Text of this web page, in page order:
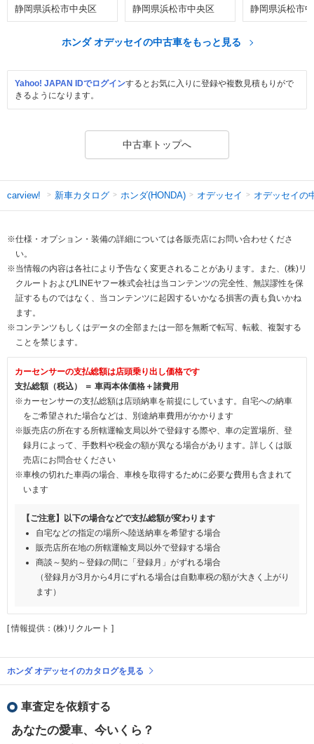
静岡県浜松市中央区 静岡県浜松市中央区 静岡県浜松市
ホンダ オデッセイの中古車をもっと見る
Yahoo! JAPAN IDでログインするとお気に入りに登録や複数見積もりがで
きるようになります。
中古車トップへ
carview! 新車カタログ ホンダ(HONDA) オデッセイ オデッセイの
※仕様・オプション・装備の詳細については各販売店にお問い合わせくださ
い。
※当情報の内容は各社により予告なく変更されることがあります。また、(株)リ
クルートおよびLINEヤフー株式会社は当コンテンツの完全性、無誤謬性を保
証するものではなく、当コンテンツに起因するいかなる損害の責も負いかね
ます。
※コンテンツもしくはデータの全部または一部を無断で転写、転載、複製する
ことを禁じます。
カーセンサーの支払総額は店頭乗り出し価格です
支払総額（税込） ＝ 車両本体価格＋諸費用
※カーセンサーの支払総額は店頭納車を前提にしています。自宅への納車
をご希望された場合などは、別途納車費用がかかります
※販売店の所在する所轄運輸支局以外で登録する際や、車の定置場所、登
録月によって、手数料や税金の額が異なる場合があります。詳しくは販
売店にお問合せください
※車検の切れた車両の場合、車検を取得するために必要な費用も含まれて
います
【ご注意】以下の場合などで支払総額が変わります
自宅などの指定の場所へ陸送納車を希望する場合
販売店所在地の所轄運輸支局以外で登録する場合
商談～契約～登録の間に「登録月」がずれる場合
（登録月が3月から4月にずれる場合は自動車税の額が大きく上がり
ます）
[ 情報提供：(株)リクルート ]
ホンダ オデッセイのカタログを見る
車査定を依頼する
あなたの愛車、今いくら？